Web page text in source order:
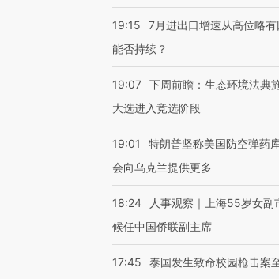
19:15
7月进出口增速从高位略
能否持续？
19:07 下周前瞻：生态环境法典
大选进入竞选阶段
19:01
特朗普坚称美国防空弹药
会向乌克兰提供更多
18:24
人事观察｜上海55岁女副
候任中国侨联副主席
17:45 泰国发生致命校园枪击案